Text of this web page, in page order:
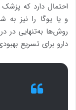
احتمال دارد که
و یا یوگا را نیز
روش‌ها به‌تنهایی در
دارو برای تسریع